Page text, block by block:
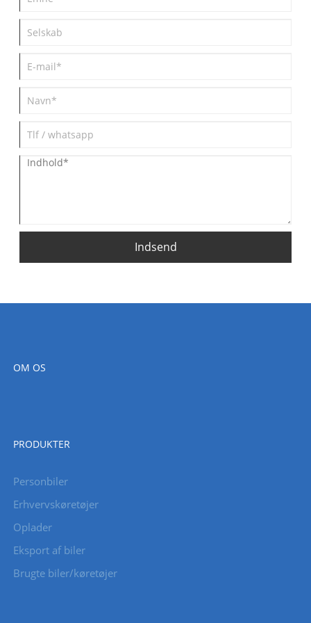
Indsend
OM OS
PRODUKTER
Personbiler
Erhvervskøretøjer
Oplader
Eksport af biler
Brugte biler/køretøjer